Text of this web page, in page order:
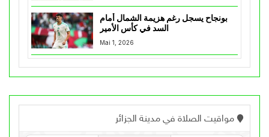
بونجاح يسجل رغم هزيمة الشمال أمام
السد في كأس الأمير
Mai 1, 2026